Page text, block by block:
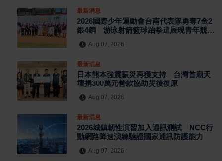
最新消息
2026國際少年運動會台南代表隊勇奪7金2
銀4銅 游泳射箭籃球跆拳道展現青年競技
Aug 07, 2026
最新消息
日本熊本強震賑災再獲支持 台灣首廟天
壇捐300萬元善款協助災後復原
Aug 07, 2026
最新消息
2026城鎮韌性演習加入通訊測試 NCC行
動網路降速演練驗證國家通訊防護能力
Aug 07, 2026